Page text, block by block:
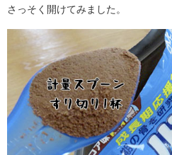
さっそく開けてみました。